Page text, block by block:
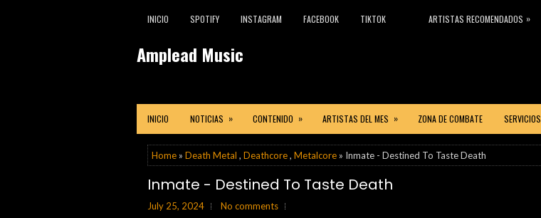
INICIO SPOTIFY INSTAGRAM FACEBOOK TIKTOK ARTISTAS RECOMENDADOS »
Amplead Music
INICIO NOTICIAS » CONTENIDO » ARTISTAS DEL MES » ZONA DE COMBATE SERVICIOS
Home » Death Metal , Deathcore, Metalcore » Inmate - Destined To Taste Death
Inmate - Destined To Taste Death
July 25, 2024 No comments